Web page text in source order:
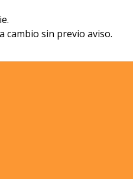
cambio sin previo aviso.